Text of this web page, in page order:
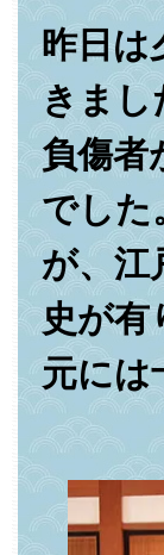
昨日は
きま
負傷者
でした
が、江
史が
元には